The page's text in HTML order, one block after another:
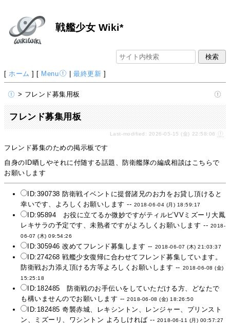
戦艦少女 Wiki*
[ ホーム ] [ Menu |最終更新 ]
> フレンド募集用板
フレンド募集用板
Last-modified: 2026-05-15 (金) 22:58:06
フレンド募集のための掲示板です
自身のID晒しやそれに付随する話題、防衛艦隊の編成相談はこちらで
お願いします
ID:390738 防衛戦イベントに提督諸兄のお力をお貸し頂けると
幸いです、よろしくお願いします -- 2018-06-04 (月) 18:59:17
ID:95894 お役に立てるか微妙ですがティルピVVミズーリ大鳳
レキサラの予定です、未熟者ですがよろしくお願いします -- 2018-
06-07 (木) 09:54:26
ID:305946 改めてフレンド募集します -- 2018-06-07 (木) 21:03:37
ID:274268 戦艦少女復帰に合わせてフレンド募集しています。
防衛戦お力添え頂ける方等よろしくお願いします -- 2018-06-08 (金)
15:25:18
ID:182485 防衛戦のお手伝いをしていただける方、どなたで
も構いませんのでお願いします --2018-06-08 (金) 18:26:50
ID:182485 奇襲赤城、レキシントン、レンジャー、プリンスト
ン、ミズーリ、ワシントン よろしければ -- 2018-06-11 (月) 00:57:27